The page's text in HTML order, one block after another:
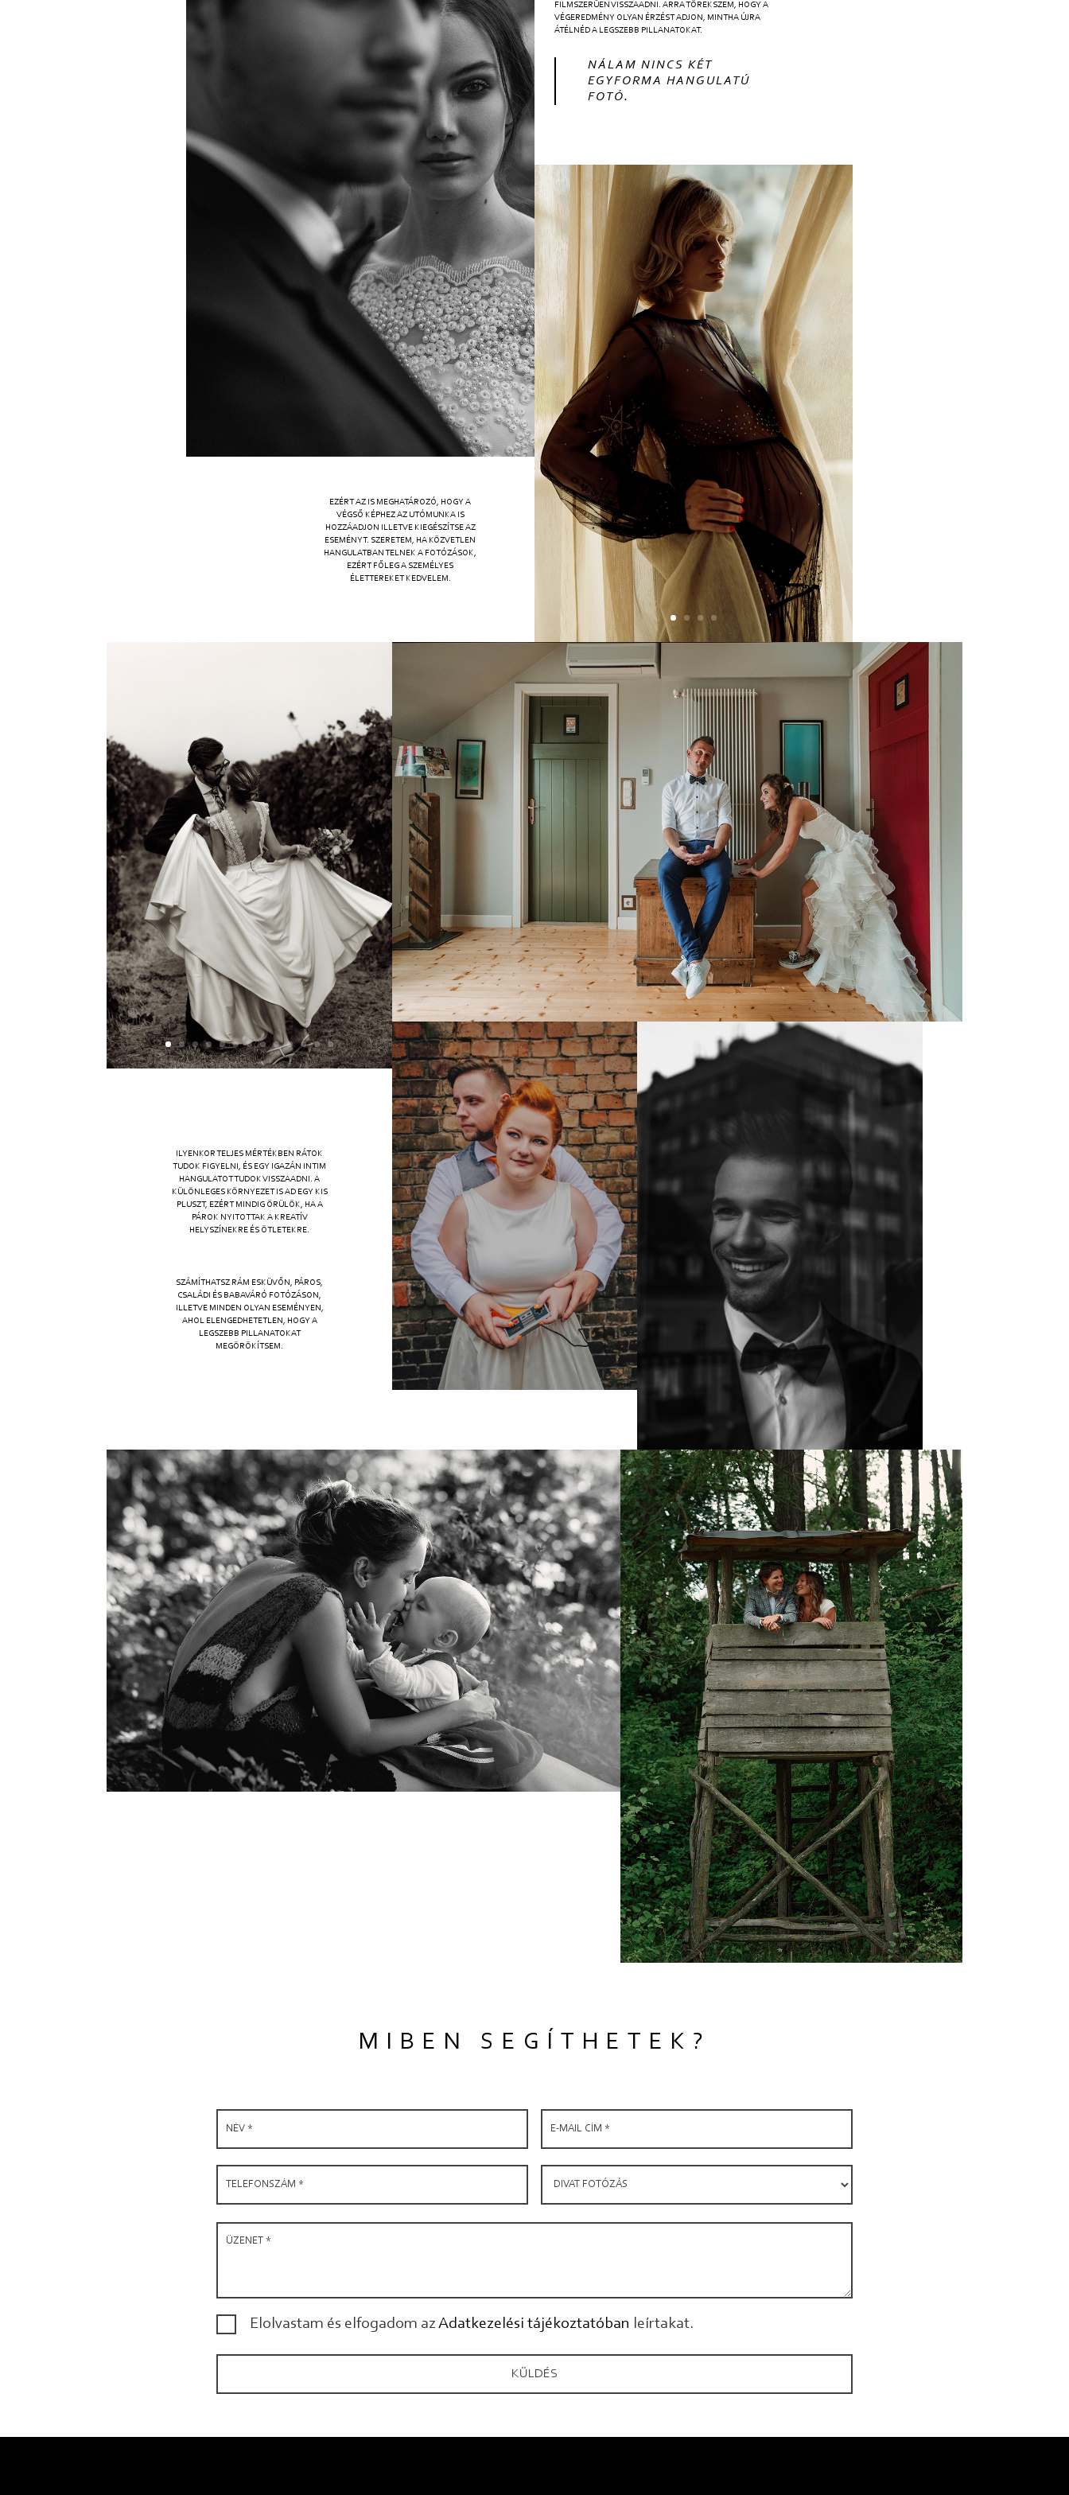
EZÉRT AZ IS MEGHATÁROZÓ, HOGY A
VÉGSŐ KÉPHEZ AZ UTÓMUNKA IS
HOZZÁADJON ILLETVE KIEGÉSZÍTSE AZ
ESEMÉNYT. SZERETEM, HA KÖZVETLEN
HANGULATBAN TELNEK A FOTÓZÁSOK,
EZÉRT FŐLEG A SZEMÉLYES
ÉLETTEREKET KEDVELEM.
FILMSZERŰEN VISSZAADNI. ARRA TÖREKSZEM, HOGY A
VÉGEREDMÉNY OLYAN ÉRZÉST ADJON, MINTHA ÚJRA
ÁTÉLNÉD A LEGSZEBB PILLANATOKAT.
NÁLAM NINCS KÉT
EGYFORMA HANGULATÚ
FOTÓ.
ILYENKOR TELJES MÉRTÉKBEN RÁTOK
TUDOK FIGYELNI, ÉS EGY IGAZÁN INTIM
HANGULATOT TUDOK VISSZAADNI. A
KÜLÖNLEGES KÖRNYEZET IS AD EGY KIS
PLUSZT, EZÉRT MINDIG ÖRÜLÖK, HA A
PÁROK NYITOTTAK A KREATÍV
HELYSZÍNEKRE ÉS ÖTLETEKRE.
SZÁMÍTHATSZ RÁM ESKÜVŐN, PÁROS,
CSALÁDI ÉS BABAVÁRÓ FOTÓZÁSON,
ILLETVE MINDEN OLYAN ESEMÉNYEN,
AHOL ELENGEDHETETLEN, HOGY A
LEGSZEBB PILLANATOKAT
MEGÖRÖKÍTSEM.
MIBEN SEGÍTHETEK?
Elolvastam és elfogadom az Adatkezelési tájékoztatóban leírtakat.